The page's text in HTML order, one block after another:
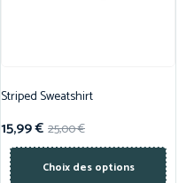
Striped Sweatshirt
25,00€
15,99€
Choix des options